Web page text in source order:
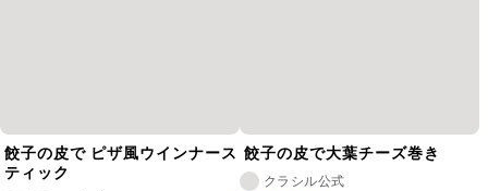
餃子の皮で ピザ風ウインナース
ティック
餃子の皮で大葉チーズ巻き
クラシル公式